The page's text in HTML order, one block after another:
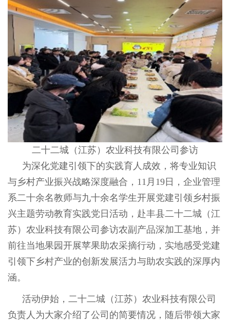
二十二城（江苏）农业科技有限公司参访
为深化党建引领下的实践育人成效，将专业知识
与乡村产业振兴战略深度融合， 11 月 19 日，企业管理
系二十余名教师与九十余名学生开展党建引领乡村振
兴主题劳动教育实践党日活动，赴丰县二十二城（江
苏）农业科技有限公司参访农副产品深加工基地，并
前往当地果园开展苹果助农采摘行动，实地感受党建
引领下乡村产业的创新发展活力与助农实践的深厚内
涵。
活动伊始，二十二城（江苏）农业科技有限公司
负责人为大家介绍了公司的简要情况，随后带领大家